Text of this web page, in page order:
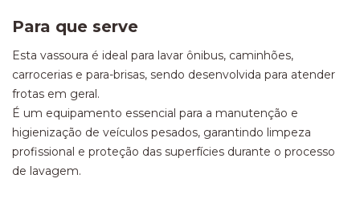
Para que serve
Esta vassoura é ideal para lavar ônibus, caminhões,
carrocerias e para-brisas, sendo desenvolvida para atender
frotas em geral.
É um equipamento essencial para a manutenção e
higienização de veículos pesados, garantindo limpeza
profissional e proteção das superfícies durante o processo
de lavagem.